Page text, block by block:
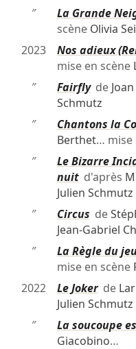
″
La Grande
scène Olivia
2023
Nos adieux
mise en scène
″
Fairflyde
Schmutz
″
Chantons la
Berthet… mise
″
Le Bizarre
nuitd'après
Julien Schmutz
″
Circus de
Jean-Gabriel
″
La Règle du
mise en scène
2022
Le Jokerde
Julien Schmutz
″
La soucoupe
Giacobino…